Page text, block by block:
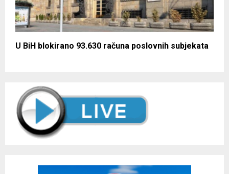
U BiH blokirano 93.630 računa poslovnih subjekata